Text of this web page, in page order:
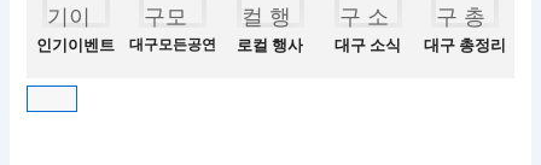
인기이벤트 대구모든공연 로컬 행사 대구 소식 대구 총정리